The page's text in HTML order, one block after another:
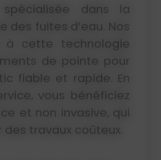
dans la
fuites d’eau. Nos
à cette technologie
de pointe pour
fiable et rapide. En
vous bénéficiez
et non invasive, qui
travaux coûteux.